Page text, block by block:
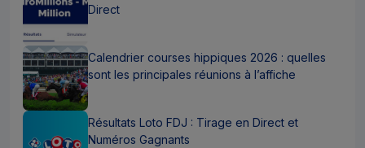
Direct
Calendrier courses hippiques 2026 : quelles
sont les principales réunions à l’affiche
Résultats Loto FDJ : Tirage en Direct et
Numéros Gagnants